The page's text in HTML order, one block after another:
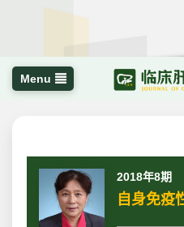
Menu
2018年8期
自身免疫